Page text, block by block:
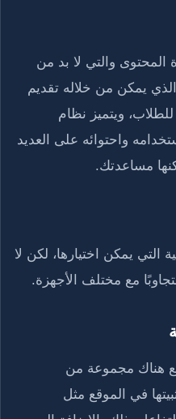
المحتوى والتي لا بد من
يمكن من خلاله تقديم
ويتميز نظام
واحتوائه على العديد
مساعدتك.
التي يمكن اختيارها، لكن لا
مع مختلف الأجهزة.
هناك مجموعة من
في الموقع مثل